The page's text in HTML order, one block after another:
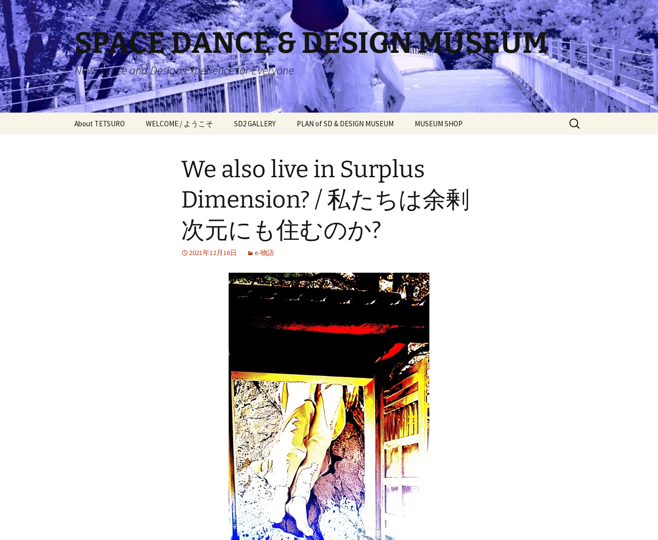
コ
ン
テ
ン
ツ
へ
ス
キ
ッ
プ
SPACE DANCE & DESIGN MUSEUM
New Dance and Design Experience for Everyone
About TETSURO
体の未来>をデザインす
る』
Part 4 / 第4部 “What is
剰次元とは何か?』
Part 5 / 第5部 “From
Information to
Experience” / 『情報か
ら体験へ』
Part 6 / 第6部 “New
Nation” / 『新しい国
家』
Part 7 / 第7部 “New Role
of Art and Design” / 『ア
ートとデザインの新し
い役割』 & [Epilogue /
おわりに] & [Short
ILKAY’s ADVENTURE / イ Episode 2 / 第2話 Episode 3 / 第3話
Episode 5 / 第5話 Episode 6 / 第6話
Episode 8 / 第8話 Episode 9 / 第9話
4 LOVES / 4つの愛 Part 2; Beyond Me / 第二
話; 私を超える
Part 3; Wandering alone,
traveling the world / 第三
話; 一人さまよう、世界
の旅へ
Part 4; My husband is a
genius / 第四話; 私の夫
は天才だった
Strange Tale with Five
Dead People / 5人の死者
との奇妙な物語
Episode 3 / 第3話 &
Episode 4 / 第4話
Episode 5 / 第5話 &
Episode 6 / 第6話
Episode 9 / 第9話 &
リチュアルジャーニー
“Glorification of Elena”
(Additional Edits) / 『エ
レナ礼賛』(追加編集)
Fountain for Originality –
Runners / オリジナルの
泉～先行者たちの言葉
[7th year] ECKHART
GARDEN 73-79 / 2026.1-7
[6th year] ECKHART
GARDEN 69-72 / 2025.9-12
WELCOME / ようこそ
部・予算計画
SD2 GALLERY
ス、外で
SPACE DANCE in Space
Tube /スペースダンス・
イン・スペースチュー
ブ
KIDS SPACE DANCE / こ
ども宇宙ダンス
SPECIAL EHIBITION / 特 Information for SPACE
DANCE & DESIGN / スペ
ースダンス&デザインを
発展させる為の情報
SPACE DANCE & DESIGN
ダンス&デザインスクー
ル・オンライン
Dance Diary / ダンス日
記
PHOTO & VIDEO
EXHIBITION / 写真展&映
PLAN of SD & DESIGN MUSEUM
ス&デザイン14日間
SPACE DESIGN SCHOOL /
ール
SPACE DANCE SCHOOL /
ースカルチャー
MUSEUM SHOP
検
索:
We also live in Surplus
Dimension? / 私たちは余剰
次元にも住むのか?
2021年12月16日 e-物語